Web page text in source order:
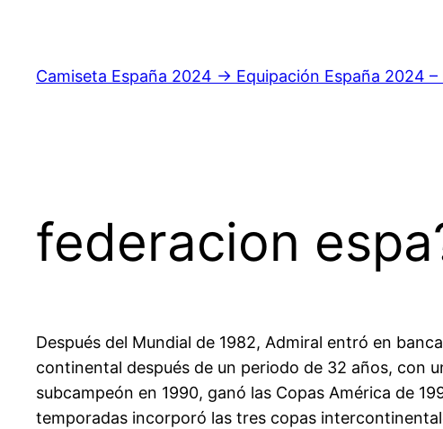
contenido
Camiseta España 2024 → Equipación España 2024 –
federacion
Después del Mundial de 1982, Admiral entró en
continental después de un periodo de 32 años, con
subcampeón en 1990, ganó las Copas América de
temporadas incorporó las tres copas